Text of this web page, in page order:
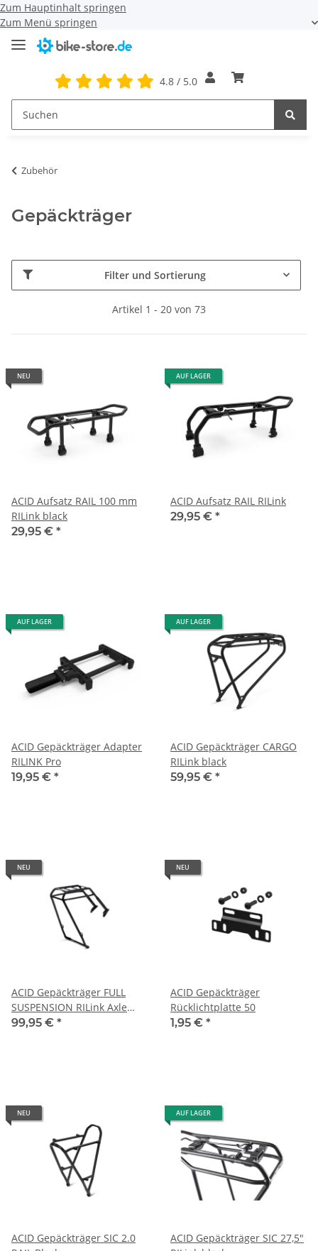
Zum Hauptinhalt springen
Zum Menü springen
4.8 / 5.0
Zubehör
Gepäckträger
Filter und Sortierung
Artikel 1 - 20 von 73
NEU
ACID Aufsatz RAIL 100 mm
RILink black
29,95 € *
AUF LAGER
ACID Aufsatz RAIL RILink
29,95 € *
AUF LAGER
ACID Gepäckträger Adapter
RILINK Pro
19,95 € *
AUF LAGER
ACID Gepäckträger CARGO
RILink black
59,95 € *
NEU
ACID Gepäckträger FULL
SUSPENSION RILink Axle
Mount black
99,95 € *
NEU
ACID Gepäckträger
Rücklichtplatte 50
1,95 € *
NEU
ACID Gepäckträger SIC 2.0
AUF LAGER
ACID Gepäckträger SIC 27,5"